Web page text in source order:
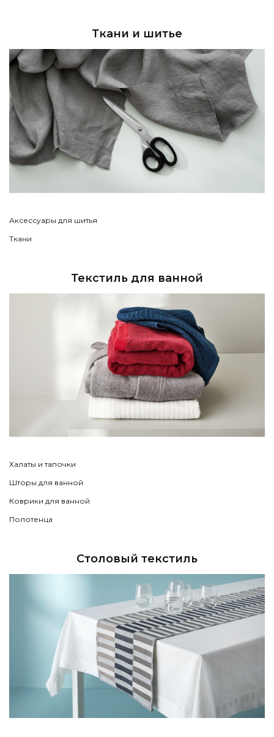
Ткани и шитье
Аксессуары для шитья
Ткани
Текстиль для ванной
Халаты и тапочки
Шторы для ванной
Коврики для ванной
Полотенца
Столовый текстиль